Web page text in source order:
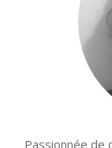
Passionnée de